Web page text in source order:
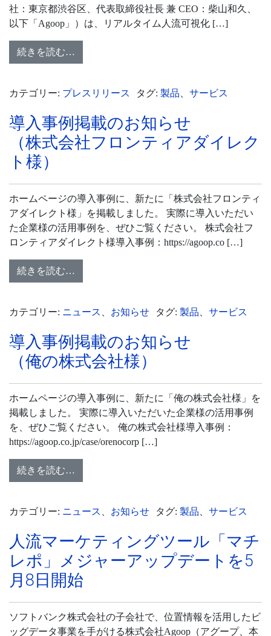
社：東京都渋谷区、代表取締役社長 兼 CEO：柴山和久、
以下「Agoop」）は、リアルタイム人流可視化 […]
続きを読む…
カテゴリー: プレスリリース タグ: 製品 サービス
導入事例掲載のお知らせ
（株式会社フロンティアダイレク
ト様）
ホームページの導入事例に、新たに「株式会社フロンティ
アダイレクト様」を掲載しました。 実際に導入いただい
た企業様の活用事例を、ぜひご覧ください。 株式会社フ
ロンティアダイレクト様導入事例：https://agoop.co […]
続きを読む…
カテゴリー: ニュース お知らせ タグ: 製品 サービス
導入事例掲載のお知らせ
（俺の株式会社様）
ホームページの導入事例に、新たに「俺の株式会社様」を
掲載しました。 実際に導入いただいた企業様の活用事例
を、ぜひご覧ください。 俺の株式会社様導入事例：
https://agoop.co.jp/case/orenocorp […]
続きを読む…
カテゴリー: ニュース お知らせ タグ: 製品 サービス
人流マーケティングツール「マチ
レポ」メジャーアップデートを5
月8日開始
ソフトバンク株式会社の子会社で、位置情報を活用したビ
ッグデータ事業を手がける株式会社Agoop（アグープ、本